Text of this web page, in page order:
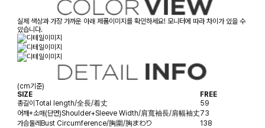
실제 색상과 가장 가까운 아래 제품이미지를 확인하세요! 모니터에 따라 차이가 있을 수
있습니다.
(cm기준)
SIZE
FREE
총길이Total length/全長/着丈
59
어깨+소매(단면)Shoulder+Sleeve Width/肩寬袖長/肩幅袖丈73
가슴둘레Bust Circumference/胸圍/胸まわり
138